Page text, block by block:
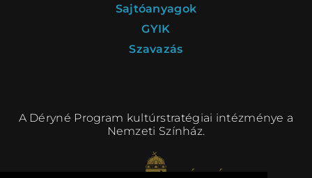
Sajtóanyagok
GYIK
Szavazás
A Déryné Program kultúrstratégiai intézménye a
Nemzeti Színház.